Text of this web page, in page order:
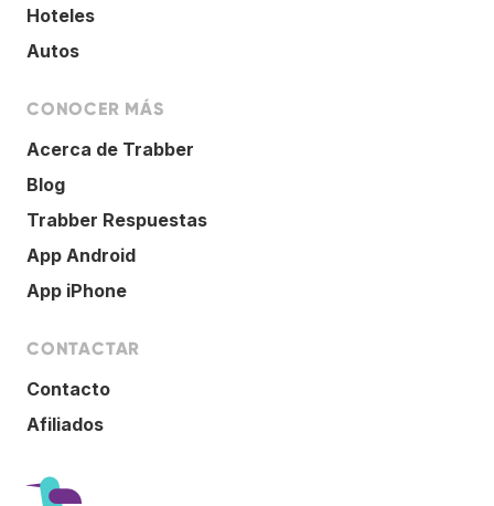
Hoteles
Autos
CONOCER MÁS
Acerca de Trabber
Blog
Trabber Respuestas
App Android
App iPhone
CONTACTAR
Contacto
Afiliados